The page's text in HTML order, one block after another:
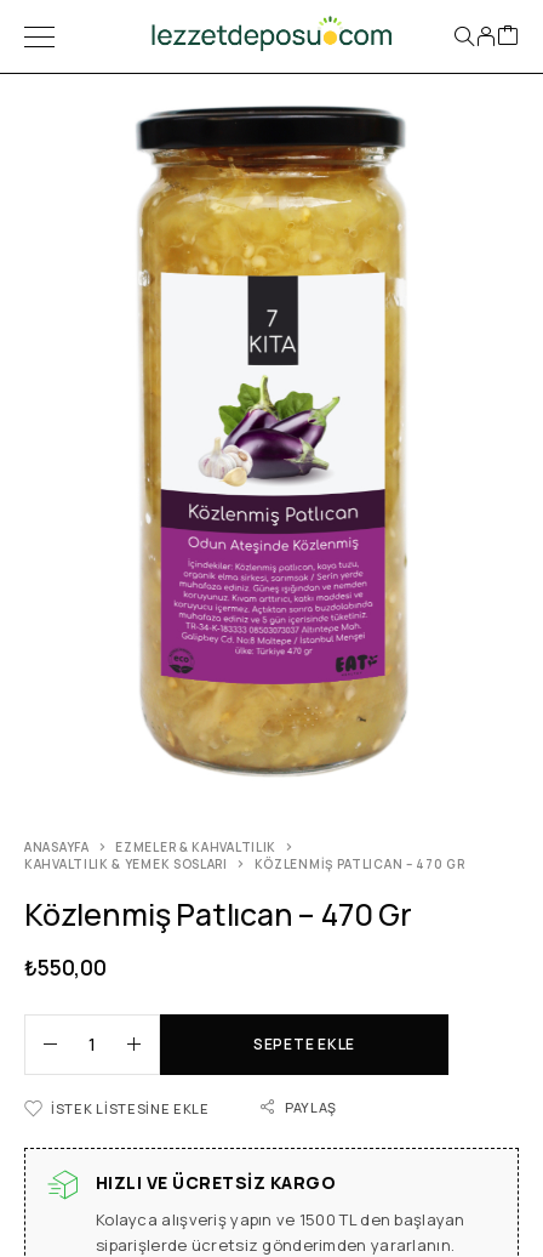
ANASAYFA
EZMELER & KAHVALTILIK
KAHVALTILIK & YEMEK SOSLARI
KÖZLENMIŞ PATLICAN – 470 GR
Közlenmiş Patlıcan – 470 Gr
₺550,00
SEPETE EKLE
İSTEK LISTESINE EKLE PAYLAŞ
HIZLI VE ÜCRETSIZ KARGO
Kolayca alışveriş yapın ve 1500 TL den başlayan
siparişlerde ücretsiz gönderimden yararlanın.